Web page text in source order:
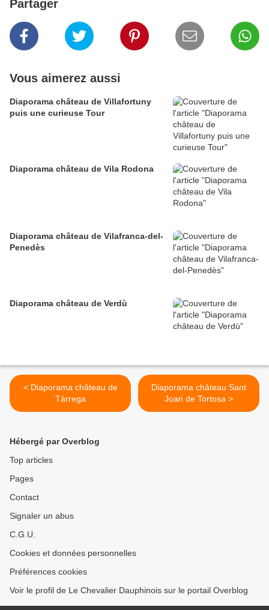
Partager
Vous aimerez aussi
Diaporama château de Villafortuny
puis une curieuse Tour
Diaporama château de Vila Rodona
Diaporama château de Vilafranca-del-
Penedès
Diaporama château de Verdù
< Diaporama château de
Tàrrega
Diaporama château Sant
Joan de Tortosa >
Hébergé par Overblog
Top articles
Pages
Contact
Signaler un abus
C.G.U.
Cookies et données personnelles
Préférences cookies
Voir le profil de Le Chevalier Dauphinois sur le portail Overblog